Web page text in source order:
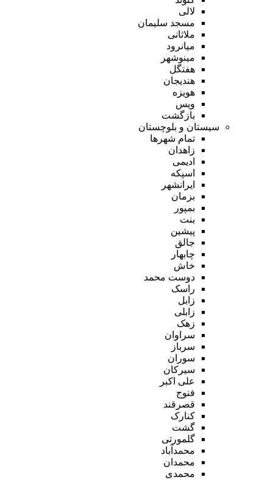
لالی
مسجد سلیمان
ملاثانی
میانرود
مینوشهر
هفتگل
هندیجان
هویزه
ویس
بازگشت
سیستان و بلوچستان
تمام شهر‌ها
زاهدان
ادیمی
اسپکه
ایرانشهر
بزمان
بمپور
بنت
پیشین
جالق
چابهار
خاش
دوست محمد
راسک
زابل
زابلی
زهک
سراوان
سرباز
سوران
سیرکان
علی اکبر
فنوج
قصرقند
کنارک
گشت
گلمورتی
محمدآباد
محمدان
محمدی